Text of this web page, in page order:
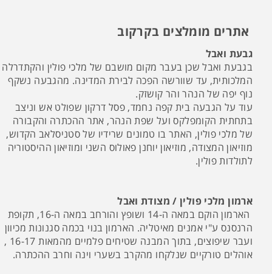
אתרים מומלצים בקרקוב
גבעת ואבל
בגבעת ואבל שכן בעבר מקום מושבם של מלכי פולין והקתדרלה
המלכותית, עד שוורשה הפכה לבירת המדינה. מהגבעה נשקף
נוף יפה של הנהר והר קושזק.
עוד על הגבעה בית קפה נחמד, פסל דרקון שפולט אש וניצב
בתחתית הקומפלקס ועל שפת הנהר, אתר ההכתרה והקבורה
של מלכי פולין, האתר בו טמונים שרידיו של סטניסלאב הקדוש,
מוזיאון המצודה, מוזיאון יוחנן פאולוס השני ומוזיאון ההיסטוריה
לתולדות פולין.
ארמון מלכי פולין / מצודת ואבל
הארמון הוקם במאה ה-14 ושופץ והורחב במאה ה-16, תקופת
הרנסנס ע"י אמנים מאיטליה. הארמון בנוי בכמה סגנונות מכיוון
ועבר שיפוצים, בתוך המבנה שטיחים פלמיים מהמאות 16-17 ,
אוהלים טורקיים שנלקחו מהקרב בשערי וינה וחרב ההכתרה.